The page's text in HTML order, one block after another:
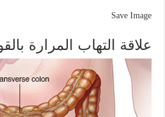
Save Image
علاقة التهاب المرارة